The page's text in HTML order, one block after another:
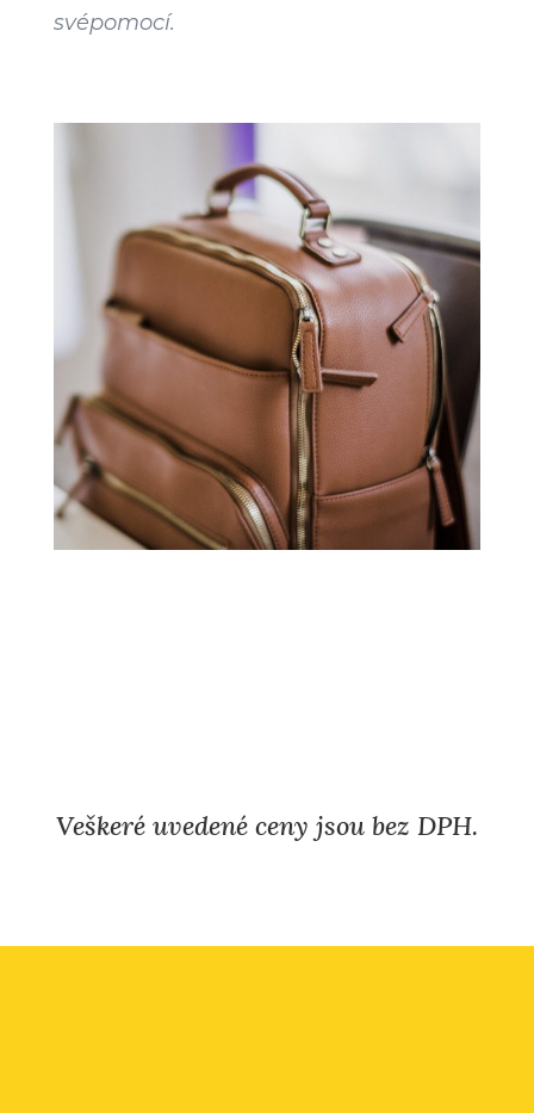
svépomocí.
Veškeré uvedené ceny jsou bez DPH.